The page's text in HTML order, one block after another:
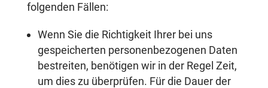
folgenden Fällen:
Wenn Sie die Richtigkeit Ihrer bei uns
gespeicherten personenbezogenen Daten
bestreiten, benötigen wir in der Regel Zeit,
um dies zu überprüfen. Für die Dauer der